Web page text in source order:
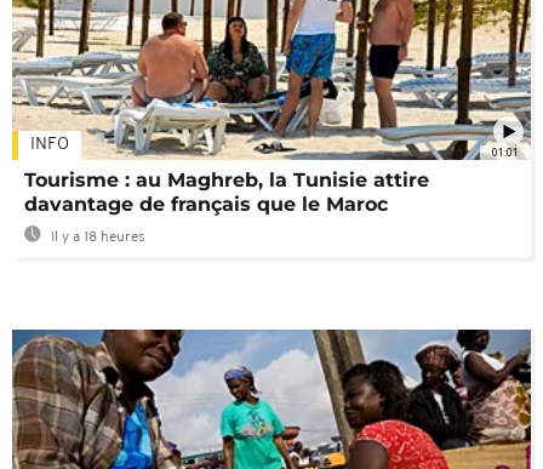
01:01
INFO
Tourisme : au Maghreb, la Tunisie attire
davantage de français que le Maroc
Il y a 18 heures